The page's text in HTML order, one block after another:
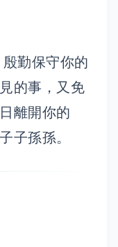
勤保守你的
的事，又免
離開你的
子孫孫。